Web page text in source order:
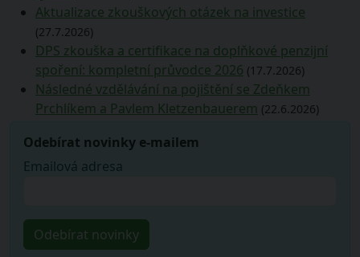
Aktualizace zkouškových otázek na investice
(27.7.2026)
DPS zkouška a certifikace na doplňkové penzijní
spoření: kompletní průvodce 2026 (17.7.2026)
Následné vzdělávání na pojištění se Zdeňkem
Prchlíkem a Pavlem Kletzenbauerem (22.6.2026)
Odebírat novinky e-mailem
Emailová adresa